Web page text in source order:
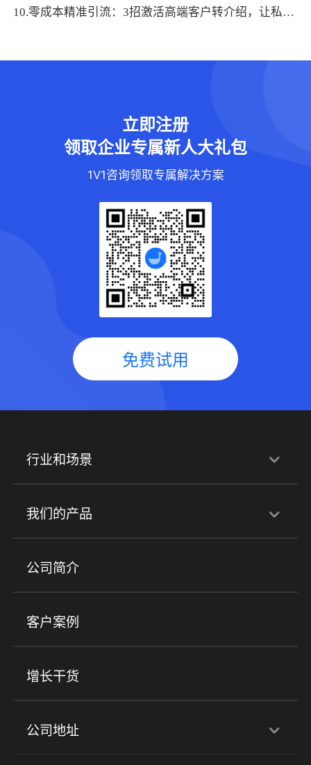
10.零成本精准引流：3招激活高端客户转介绍，让私域自然扩容
立即注册
领取企业专属新人大礼包
1V1咨询领取专属解决方案
免费试用
行业和场景
行业解决方案
培训机构 职业技能培训 兴趣培训
金融行业
心理机构
我们的产品
产品
小程序商城 ERP 企微SCRM
社群圈子
公司简介
客户案例
增长干货
公司地址